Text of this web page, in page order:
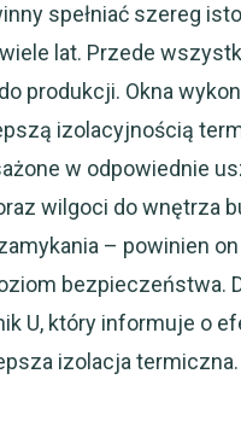
spełniać szereg
lat. Przede
produkcji. Okna
izolacyjnością
w odpowiednie
wilgoci do wnętrza
– powinien
bezpieczeństwa.
U, który informuje o
izolacja termiczna.